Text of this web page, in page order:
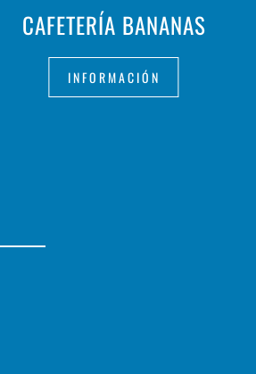
CAFETERÍA BANANAS
INFORMACIÓN